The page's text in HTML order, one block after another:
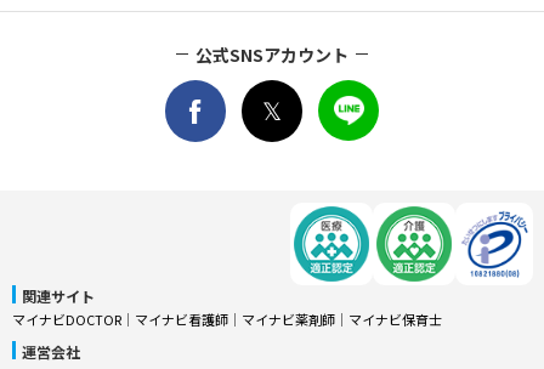
公式SNSアカウント
関連サイト
マイナビDOCTOR │ マイナビ看護師 │ マイナビ薬剤師 │ マイナビ保育士
運営会社